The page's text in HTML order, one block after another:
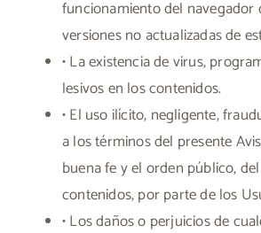
funcionamiento del navegador
versiones no actualizadas de
• La existencia de virus,
lesivos en los contenidos.
• El uso ilícito, negligente,
a los términos del presente
buena fe y el orden público,
contenidos, por parte de los
• Los daños o perjuicios de